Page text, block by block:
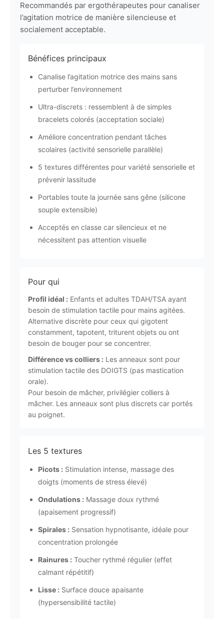
Recommandés par ergothérapeutes pour canaliser
l’agitation motrice de manière silencieuse et
socialement acceptable.
Bénéfices principaux
Canalise l’agitation motrice des mains sans
perturber l’environnement
Ultra-discrets : ressemblent à de simples
bracelets colorés (acceptation sociale)
Améliore concentration pendant tâches
scolaires (activité sensorielle parallèle)
5 textures différentes pour variété sensorielle et
prévenir lassitude
Portables toute la journée sans gêne (silicone
souple extensible)
Acceptés en classe car silencieux et ne
nécessitent pas attention visuelle
Pour qui
Profil idéal : Enfants et adultes TDAH/TSA ayant
besoin de stimulation tactile pour mains agitées.
Alternative discrète pour ceux qui gigotent
constamment, tapotent, triturent objets ou ont
besoin de bouger pour se concentrer.
Différence vs colliers : Les anneaux sont pour
stimulation tactile des DOIGTS (pas mastication
orale).
Pour besoin de mâcher, privilégier colliers à
mâcher. Les anneaux sont plus discrets car portés
au poignet.
Les 5 textures
Picots : Stimulation intense, massage des
doigts (moments de stress élevé)
Ondulations : Massage doux rythmé
(apaisement progressif)
Spirales : Sensation hypnotisante, idéale pour
concentration prolongée
Rainures : Toucher rythmé régulier (effet
calmant répétitif)
Lisse : Surface douce apaisante
(hypersensibilité tactile)